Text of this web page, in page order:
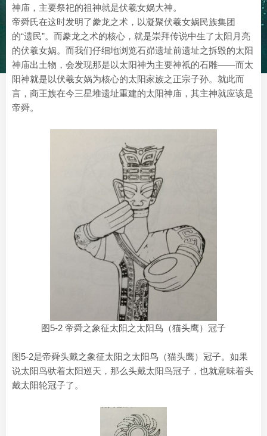
神庙，主要祭祀的祖神就是伏羲女娲大神。
帝舜氏在这时发明了豢龙之术，以凝聚伏羲女娲民族集团
的“遗民”。而豢龙之术的核心，就是崇拜传说中生了太阳月亮
的伏羲女娲。而我们仔细地浏览石峁遗址前遗址之拆毁的太阳
神庙出土物，会发现那是以太阳神为主要神祇的石雕——而太
阳神就是以伏羲女娲为核心的太阳家族之正宗子孙。就此而
言，商王族在今三星堆遗址重建的太阳神庙，其主神就应该是
帝舜。
图5-2 帝舜之象征太阳之太阳鸟（猫头鹰）冠子
图5-2是帝舜头戴之象征太阳之太阳鸟（猫头鹰）冠子。如果
说太阳鸟驮着太阳巡天，那么头戴太阳鸟冠子，也就意味着头
戴太阳轮冠子了。